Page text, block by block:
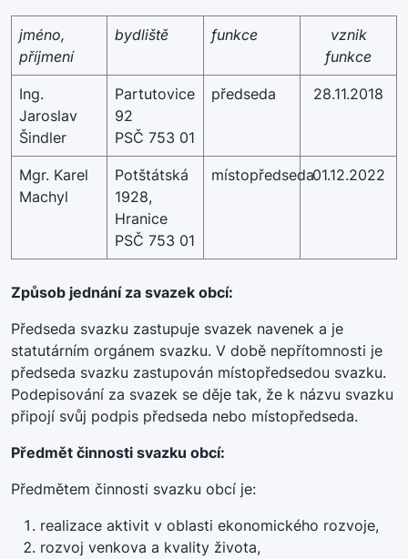
jméno,
příjmení
bydliště funkce
vznik
funkce
Ing.
Jaroslav
Šindler
Partutovice
92
PSČ 753 01
předseda 28.11.2018
Mgr. Karel
Machyl
Potštátská
1928,
Hranice
PSČ 753 01
místopředseda01.12.2022
Způsob jednání za svazek obcí:
Předseda svazku zastupuje svazek navenek a je
statutárním orgánem svazku. V době nepřítomnosti je
předseda svazku zastupován místopředsedou svazku.
Podepisování za svazek se děje tak, že k názvu svazku
připojí svůj podpis předseda nebo místopředseda.
Předmět činnosti svazku obcí:
Předmětem činnosti svazku obcí je:
realizace aktivit v oblasti ekonomického rozvoje,
rozvoj venkova a kvality života,